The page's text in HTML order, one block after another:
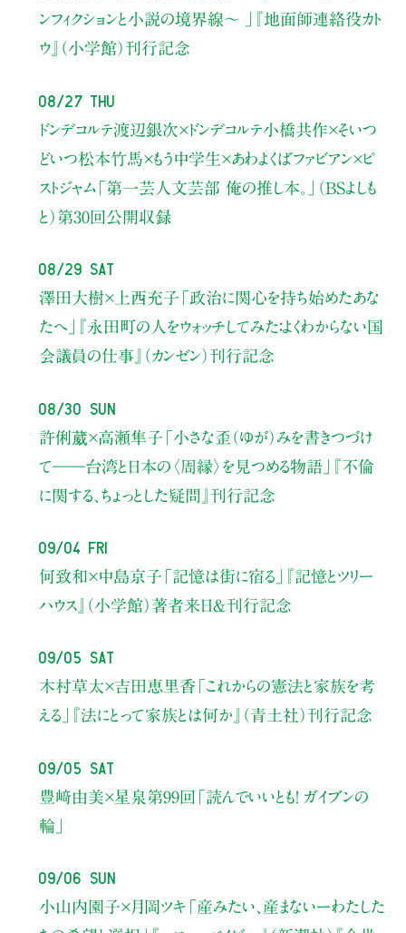
ンフィクションと小説の境界線〜 」
『地面師連絡役カト
ウ』（小学館）刊行記念
08/27 Thu
ドンデコルテ渡辺銀次×ドンデコルテ小橋共作×そいつ
どいつ松本竹馬×もう中学生×あわよくばファビアン×ピ
ストジャム「第一芸人文芸部 俺の推し本。」（BSよしも
と） 第30回公開収録
08/29 Sat
澤田大樹×上西充子 「政治に関心を持ち始めたあな
たへ」
『永田町の人をウォッチしてみた：よくわからない国
会議員の仕事』（カンゼン）刊行記念
08/30 Sun
許俐葳×高瀬隼子 「小さな歪（ゆが）みを書きつづけ
て――台湾と日本の〈周縁〉を見つめる物語」
『不倫
に関する、ちょっとした疑問』刊行記念
09/04 Fri
何致和×中島京子 「記憶は街に宿る」
『記憶とツリー
ハウス』（小学館）著者来日＆刊行記念
09/05 Sat
木村草太×吉田恵里香 「これからの憲法と家族を考
える」
『法にとって家族とは何か』（青土社）刊行記念
09/05 Sat
豊﨑由美×星泉 第99回「読んでいいとも！ ガイブンの
輪」
09/06 Sun
小山内園子×月岡ツキ 「産みたい、産まないーわたした